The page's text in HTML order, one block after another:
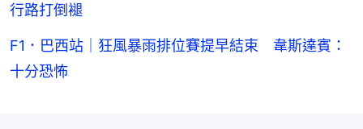
行路打倒褪
F1．巴西站｜狂風暴雨排位賽提早結束 韋斯達賓：
十分恐怖